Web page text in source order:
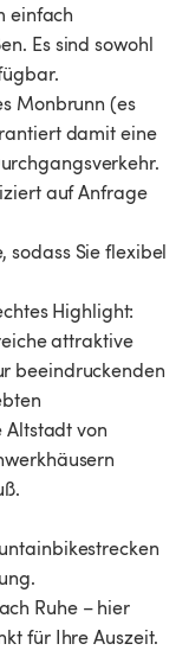
einfach
Es sind sowohl
Monbrunn (es
damit eine
auf Anfrage
sodass Sie flexibel
Highlight:
attraktive
beeindruckenden
Altstadt von
Ruhe – hier
für Ihre Auszeit.